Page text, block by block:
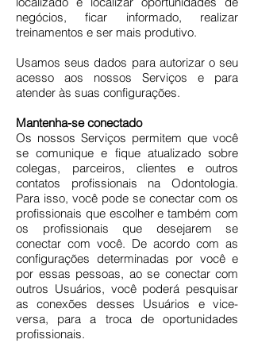
negócios, ficar informado, realizar
treinamentos e ser mais produtivo.
Usamos seus dados para autorizar o seu
acesso aos nossos Serviços e para
atender às suas configurações.
Mantenha-se conectado
Os nossos Serviços permitem que você
se comunique e fique atualizado sobre
colegas, parceiros, clientes e outros
contatos profissionais na Odontologia.
Para isso, você pode se conectar com os
profissionais que escolher e também com
os profissionais que desejarem se
conectar com você. De acordo com as
configurações determinadas por você e
por essas pessoas, ao se conectar com
outros Usuários, você poderá pesquisar
as conexões desses Usuários e vice-
versa, para a troca de oportunidades
profissionais.